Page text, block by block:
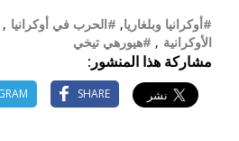
#أوكرانيا وبلغاريا, #الحرب في أوكرانيا ,
الأوكرانية , #هيورهي تيخي
مشاركة هذا المنشور:
SHARE